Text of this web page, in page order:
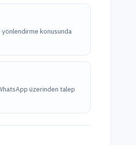
yönlendirme konusunda
üzerinden talep